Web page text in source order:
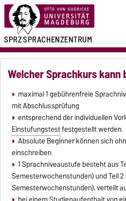
SPRZSPRACHENZENTRUM
Welcher Sprachkurs kann
maximal 1 gebührenfreie
mit Abschlussprüfung
entsprechend der individuellen
Einstufungstestfestgestellt werden.
Absolute Beginner können sich
einschreiben
1 Sprachniveaustufe besteht aus
Semesterwochenstunden) und Teil 2
Semesterwochenstunden), verteilt